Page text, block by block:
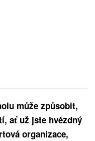
může způsobit,
ať už jste hvězdný
organizace,